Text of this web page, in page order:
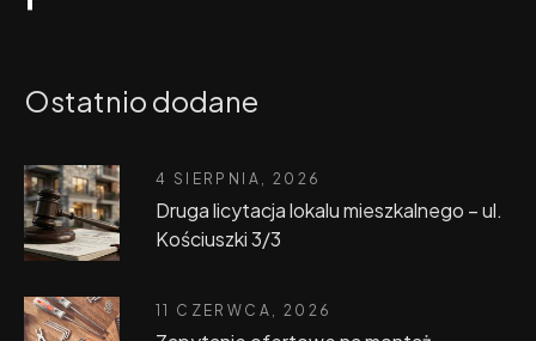
Ostatnio dodane
4 SIERPNIA, 2026
Druga licytacja lokalu mieszkalnego – ul.
Kościuszki 3/3
11 CZERWCA, 2026